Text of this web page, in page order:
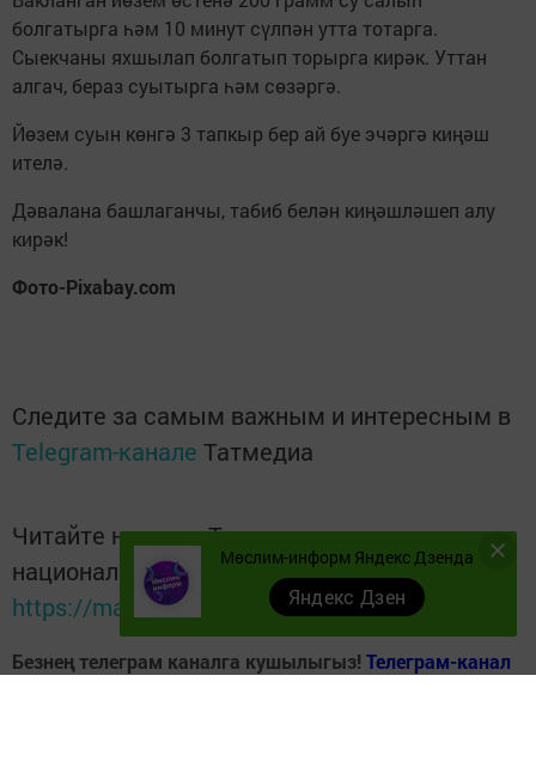
болгатырга һәм 10 минут сүлпән утта тотарга.
Сыекчаны яхшылап болгатып торырга кирәк. Уттан
алгач, бераз суытырга һәм сөзәргә.
Йөзем суын көнгә 3 тапкыр бер ай буе эчәргә киңәш
ителә.
Дәвалана башлаганчы, табиб белән киңәшләшеп алу
кирәк!
Фото-Pixabay.com
Следите за самым важным и интересным в
Telegram-канале Татмедиа
Читайте новости Татарстана в
национальном мессенджере MАХ:
https://max.ru/tatmedia
Безнең телеграм каналга кушылыгыз! Телеграм-канал
Мөслим-информ Яндекс Дзенда
Яндекс Дзен